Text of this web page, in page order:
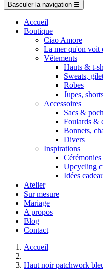
Basculer la navigation ☰
Accueil
Boutique
Ciao Amore
La mer qu'on voit
Vêtements
Hauts & t-
Sweats,
Robes
Jupes,
Accessoires
Sacs &
Foulards &
Bonnets,
Divers
Inspirations
Upcycling
Idées
Atelier
Sur mesure
Mariage
A propos
Blog
Contact
Accueil
Haut noir patchwork